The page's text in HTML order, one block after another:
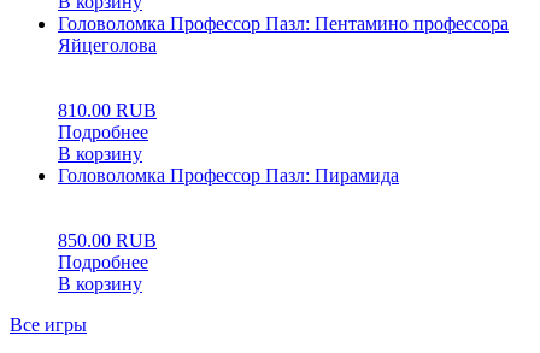
Головоломка Профессор Пазл: Пентамино профессора
Яйцеголова
810.00 RUB
Подробнее
В корзину
Головоломка Профессор Пазл: Пирамида
850.00 RUB
Подробнее
В корзину
Все игры